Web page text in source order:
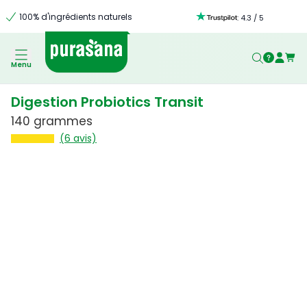
100% d'ingrédients naturels : 4.3 /5
Menu
Digestion Probiotics Transit
140 grammes
(6 avis)